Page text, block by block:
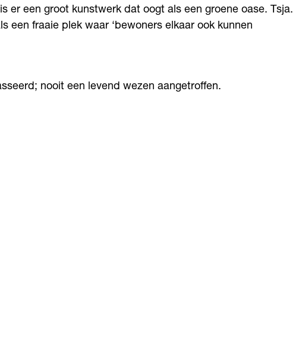
er een groot kunstwerk dat oogt als een groene oase. Tsja.
een fraaie plek waar ‘bewoners elkaar ook kunnen
nooit een levend wezen aangetroffen.